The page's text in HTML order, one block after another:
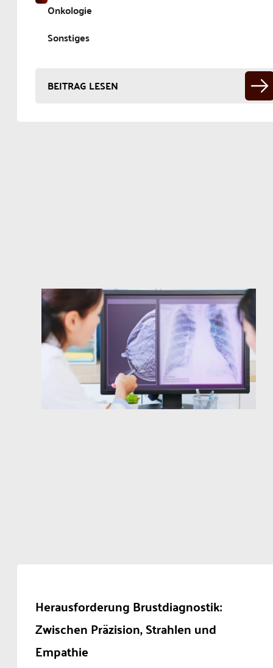
Onkologie
Sonstiges
BEITRAG LESEN
Herausforderung Brustdiagnostik:
Zwischen Präzision, Strahlen und
Empathie